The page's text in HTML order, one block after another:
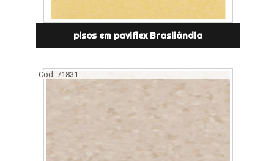
pisos em paviflex Brasilândia
Cod.:71831